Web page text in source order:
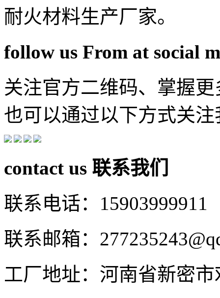
耐火材料生产厂家。
follow us From at social
关注官方二维码、掌握
也可以通过以下方式关注
contact us 联系我们
联系电话：15903999911
联系邮箱：
工厂地址：河南省新密